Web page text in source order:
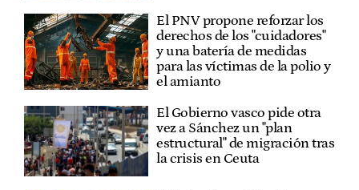
El PNV propone reforzar los
derechos de los "cuidadores"
y una batería de medidas
para las víctimas de la polio y
el amianto
El Gobierno vasco pide otra
vez a Sánchez un "plan
estructural" de migración tras
la crisis en Ceuta